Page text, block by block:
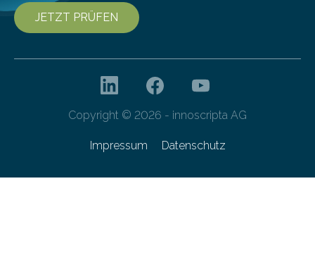
JETZT PRÜFEN
Copyright © 2026 - innoscripta AG
Impressum Datenschutz